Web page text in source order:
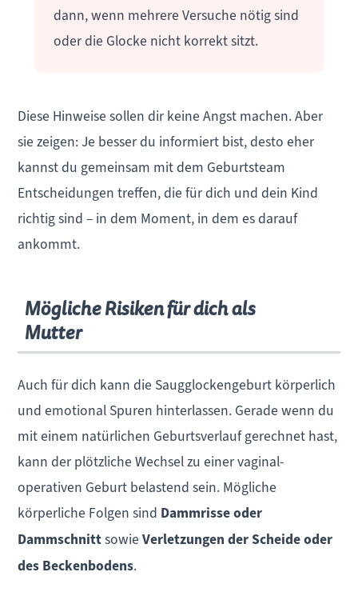
dann, wenn mehrere Versuche nötig sind
oder die Glocke nicht korrekt sitzt.
Diese Hinweise sollen dir keine Angst machen. Aber
sie zeigen: Je besser du informiert bist, desto eher
kannst du gemeinsam mit dem Geburtsteam
Entscheidungen treffen, die für dich und dein Kind
richtig sind – in dem Moment, in dem es darauf
ankommt.
Mögliche Risiken für dich als
Mutter
Auch für dich kann die Saugglockengeburt körperlich
und emotional Spuren hinterlassen. Gerade wenn du
mit einem natürlichen Geburtsverlauf gerechnet hast,
kann der plötzliche Wechsel zu einer vaginal-
operativen Geburt belastend sein. Mögliche
körperliche Folgen sind Dammrisseoder
DammschnittsowieVerletzungen der Scheide oder
des Beckenbodens.